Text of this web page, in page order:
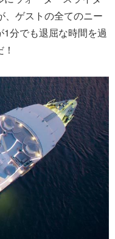
、ゲストの全てのニー
分でも退屈な時間を過